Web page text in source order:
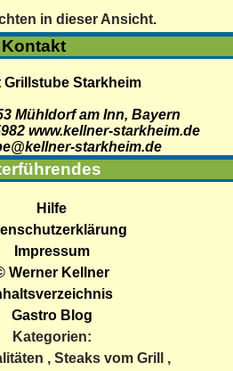
in dieser Ansicht.
Kontakt
Grillstube Starkheim
Mühldorf am Inn, Bayern
www.kellner-starkheim.de
starkheim.de
Hilfe
Impressum
Werner Kellner
Gastro Blog
Kategorien:
, Steaks vom Grill ,